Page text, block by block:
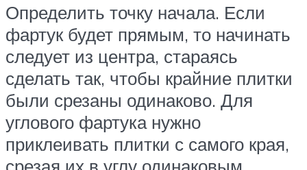
Определить точку начала. Если
фартук будет прямым, то начинать
следует из центра, стараясь
сделать так, чтобы крайние плитки
были срезаны одинаково. Для
углового фартука нужно
приклеивать плитки с самого края,